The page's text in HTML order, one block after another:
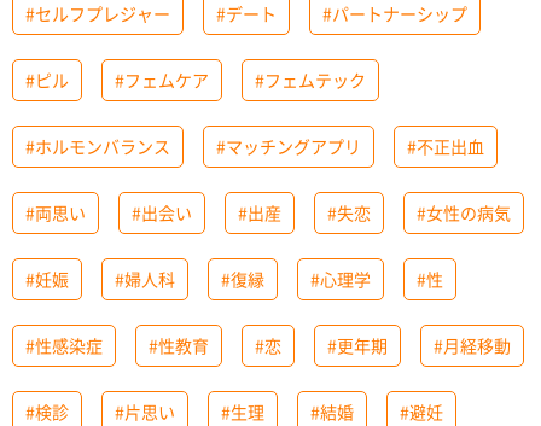
#セルフプレジャー #デート #パートナーシップ
#ピル #フェムケア #フェムテック
#ホルモンバランス #マッチングアプリ #不正出血
#両思い #出会い #出産 #失恋 #女性の病気
#妊娠 #婦人科 #復縁 #心理学 #性
#性感染症 #性教育 #恋 #更年期 #月経移動
#検診 #片思い #生理 #結婚 #避妊